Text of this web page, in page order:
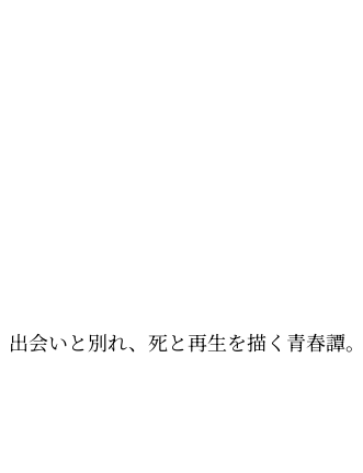
会いと別れ、死と再生を描く青春譚